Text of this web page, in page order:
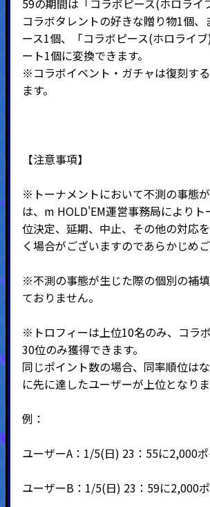
コラボタレントの好きな贈り物1個、
ース1個、「コラボピース(ホロライ
ート1個に変換できます。
※コラボイベント・ガチャは復刻す
ます。
【注意事項】
※トーナメントにおいて不測の事態
は、m HOLD'EM運営事務局によりト
位決定、延期、中止、その他の対応
く場合がございますのであらかじめ
※不測の事態が生じた際の個別の補
ておりません。
※トロフィーは上位10名のみ、コラ
30位のみ獲得できます。
同じポイント数の場合、同率順位は
に先に達したユーザーが上位となりま
例：
ユーザーA：1/5(日) 23：55に2,000
ユーザーB：1/5(日) 23：59に2,000